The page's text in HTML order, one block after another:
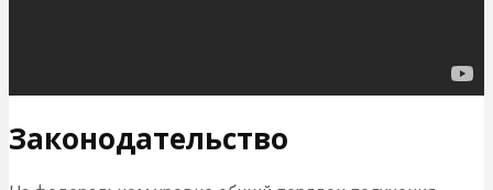
Законодательство